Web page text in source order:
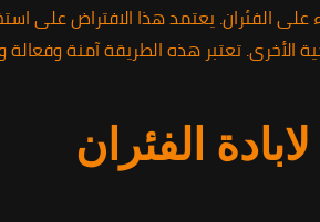
على الفئران. يعتمد هذا الافتراض على
الأخرى. تعتبر هذه الطريقة آمنة
الفئران